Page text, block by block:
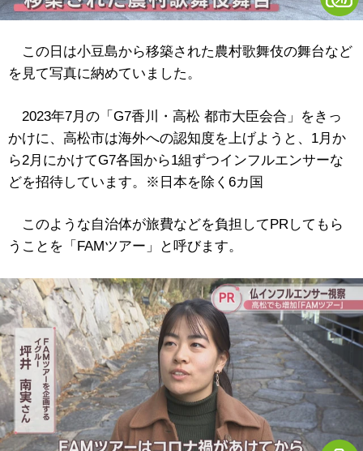
この日は小豆島から移築された農村歌舞伎の舞台など
を見て写真に納めていました。
2023年7月の「G7香川・高松 都市大臣会合」をきっ
かけに、高松市は海外への認知度を上げようと、1月か
ら2月にかけてG7各国から1組ずつインフルエンサーな
どを招待しています。※日本を除く6カ国
このような自治体が旅費などを負担してPRしてもら
うことを「FAMツアー」と呼びます。